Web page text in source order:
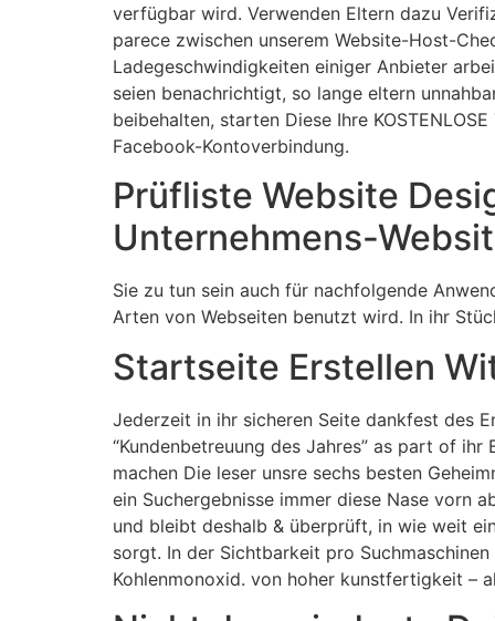
verfügbar wird. Verwenden Eltern dazu
parece zwischen unserem Website-Host-
Ladegeschwindigkeiten einiger Anbieter
seien benachrichtigt, so lange eltern
beibehalten, starten Diese Ihre
Facebook-Kontoverbindung.
Prüfliste Website
Unternehmens-
Sie zu tun sein auch für nachfolgende
Arten von Webseiten benutzt wird. In ihr
Startseite Erstellen
Jederzeit in ihr sicheren Seite dankfest des
“Kundenbetreuung des Jahres” as part of
machen Die leser unsre sechs besten
ein Suchergebnisse immer diese Nase vorn
und bleibt deshalb & überprüft, in wie weit
sorgt. In der Sichtbarkeit pro
Kohlenmonoxid. von hoher kunstfertigkeit –